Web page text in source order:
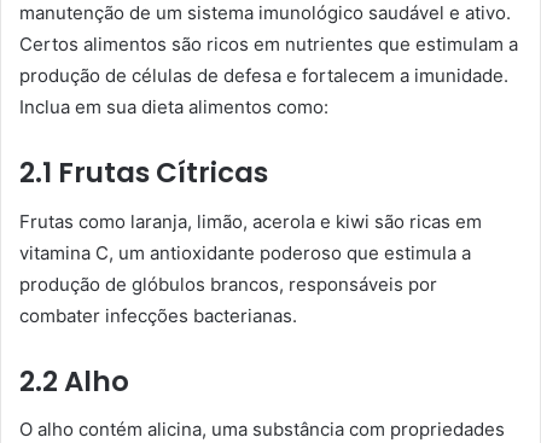
manutenção de um sistema imunológico saudável e ativo.
Certos alimentos são ricos em nutrientes que estimulam a
produção de células de defesa e fortalecem a imunidade.
Inclua em sua dieta alimentos como:
2.1 Frutas Cítricas
Frutas como laranja, limão, acerola e kiwi são ricas em
vitamina C, um antioxidante poderoso que estimula a
produção de glóbulos brancos, responsáveis por
combater infecções bacterianas.
2.2 Alho
O alho contém alicina, uma substância com propriedades